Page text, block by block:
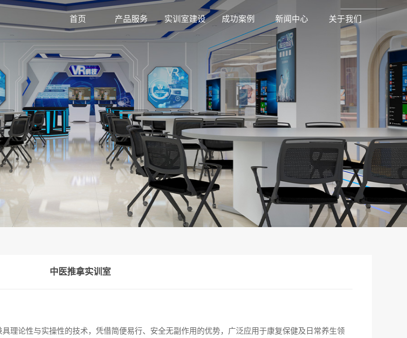
首页 产品服务 实训室建设 成功案例 新闻中心 关于我们
中医推拿实训室
理论性与实操性的技术，凭借简便易行、安全无副作用的优势，广泛应用于康复保健及日常养生领